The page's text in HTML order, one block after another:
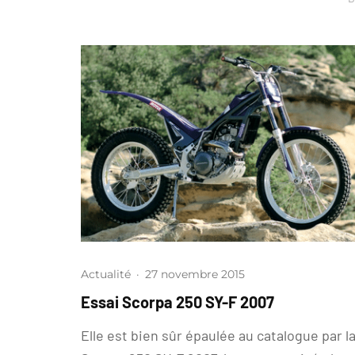
Actualité · 27 novembre 2015
Essai Scorpa 250 SY-F 2007
Elle est bien sûr épaulée au catalogue par la